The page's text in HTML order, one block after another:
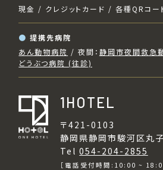
現金 / クレジットカード / 各種QRコー
提携先病院
あん動物病院 / 夜間： 静岡市夜間救急
どうぶつ病院 (往診)
1HOTEL
〒421-0103
静岡県静岡市駿河区丸
Tel054-204-2855
［電話受付時間:10:00 ~